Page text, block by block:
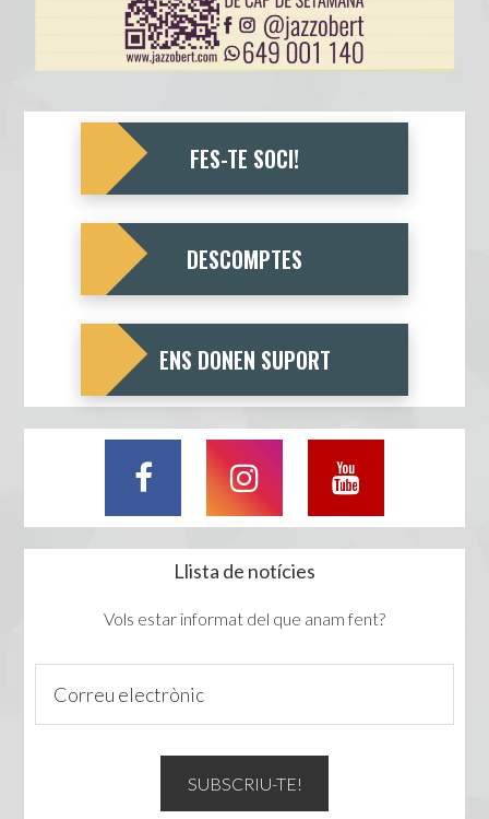
FES-TE SOCI!
DESCOMPTES
ENS DONEN SUPORT
Llista de notícies
Vols estar informat del que anam fent?